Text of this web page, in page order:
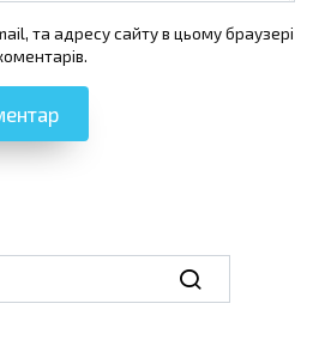
та адресу сайту в цьому браузері